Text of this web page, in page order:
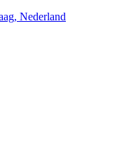
Nederland